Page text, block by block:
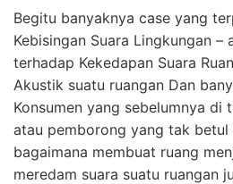
Begitu banyaknya case yang
Kebisingan Suara Lingkungan –
terhadap Kekedapan Suara
Akustik suatu ruangan Dan
Konsumen yang sebelumnya di
atau pemborong yang tak betul
bagaimana membuat ruang
meredam suara suatu ruangan